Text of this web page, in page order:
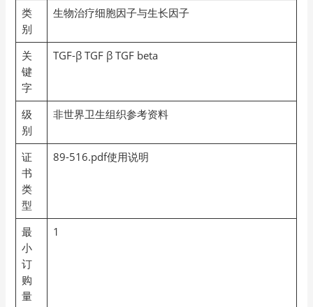
类
别
生物治疗细胞因子与生长因子
关
键
字
TGF-β TGF β TGF beta
级
别
非世界卫生组织参考资料
证
书
类
型
89-516.pdf使用说明
最
小
订
购
量
1